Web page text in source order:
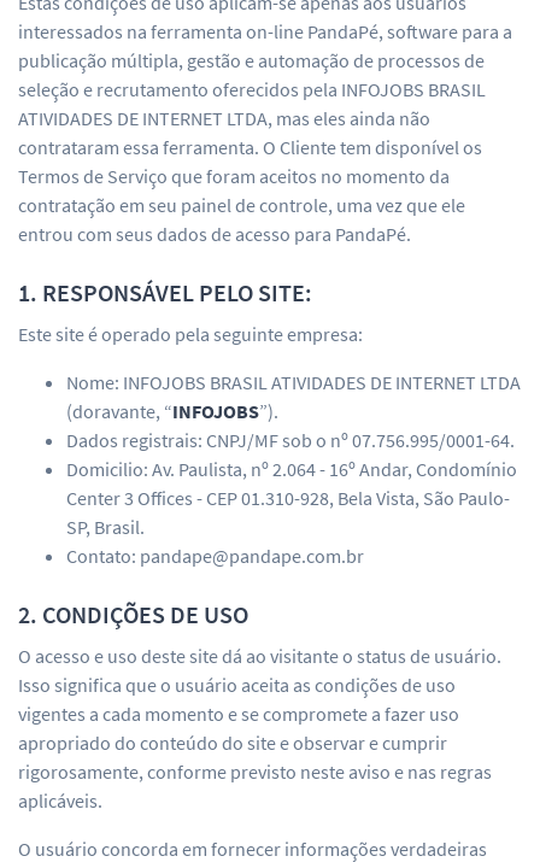
interessados na ferramenta on-line PandaPé, software para a
publicação múltipla, gestão e automação de processos de
seleção e recrutamento oferecidos pela INFOJOBS BRASIL
ATIVIDADES DE INTERNET LTDA, mas eles ainda não
contrataram essa ferramenta. O Cliente tem disponível os
Termos de Serviço que foram aceitos no momento da
contratação em seu painel de controle, uma vez que ele
entrou com seus dados de acesso para PandaPé.
1. RESPONSÁVEL PELO SITE:
Este site é operado pela seguinte empresa:
Nome: INFOJOBS BRASIL ATIVIDADES DE INTERNET LTDA
(doravante, “INFOJOBS”).
Dados registrais: CNPJ/MF sob o nº 07.756.995/0001-64.
Domicilio: Av. Paulista, nº 2.064 - 16º Andar, Condomínio
Center 3 Offices - CEP 01.310-928, Bela Vista, São Paulo-
SP, Brasil.
Contato: pandape@pandape.com.br
2. CONDIÇÕES DE USO
O acesso e uso deste site dá ao visitante o status de usuário.
Isso significa que o usuário aceita as condições de uso
vigentes a cada momento e se compromete a fazer uso
apropriado do conteúdo do site e observar e cumprir
rigorosamente, conforme previsto neste aviso e nas regras
aplicáveis.
O usuário concorda em fornecer informações verdadeiras